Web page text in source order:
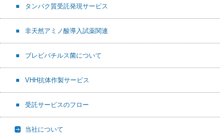
タンパク質受託発現サービス
非天然アミノ酸導入試薬関連
ブレビバチルス菌について
VHH抗体作製サービス
受託サービスのフロー
当社について